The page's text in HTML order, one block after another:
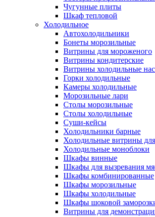
Чугунные плиты
Шкаф тепловой
Холодильное
Автохолодильники
Бонеты морозильные
Витрины для мороженого
Витрины кондитерские
Витрины холодильные
Горки холодильные
Камеры холодильные
Морозильные лари
Столы морозильные
Столы холодильные
Суши-кейсы
Холодильники барные
Холодильные витрины
Холодильные моноблоки
Шкафы винные
Шкафы для вызревания
Шкафы комбинированные
Шкафы морозильные
Шкафы холодильные
Шкафы шоковой
Витрины для